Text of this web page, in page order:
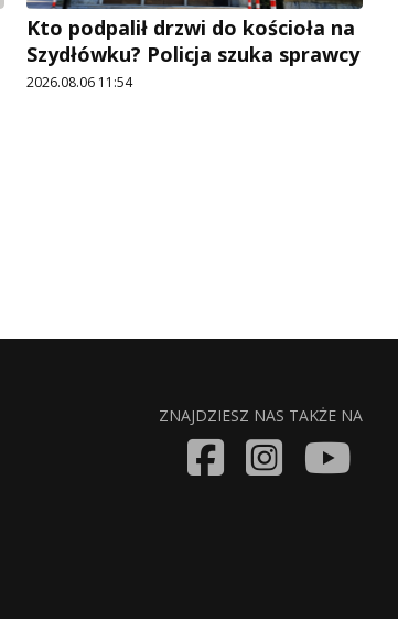
Kto podpalił drzwi do kościoła na
Szydłówku? Policja szuka sprawcy
2026.08.06 11:54
ZNAJDZIESZ NAS TAKŻE NA